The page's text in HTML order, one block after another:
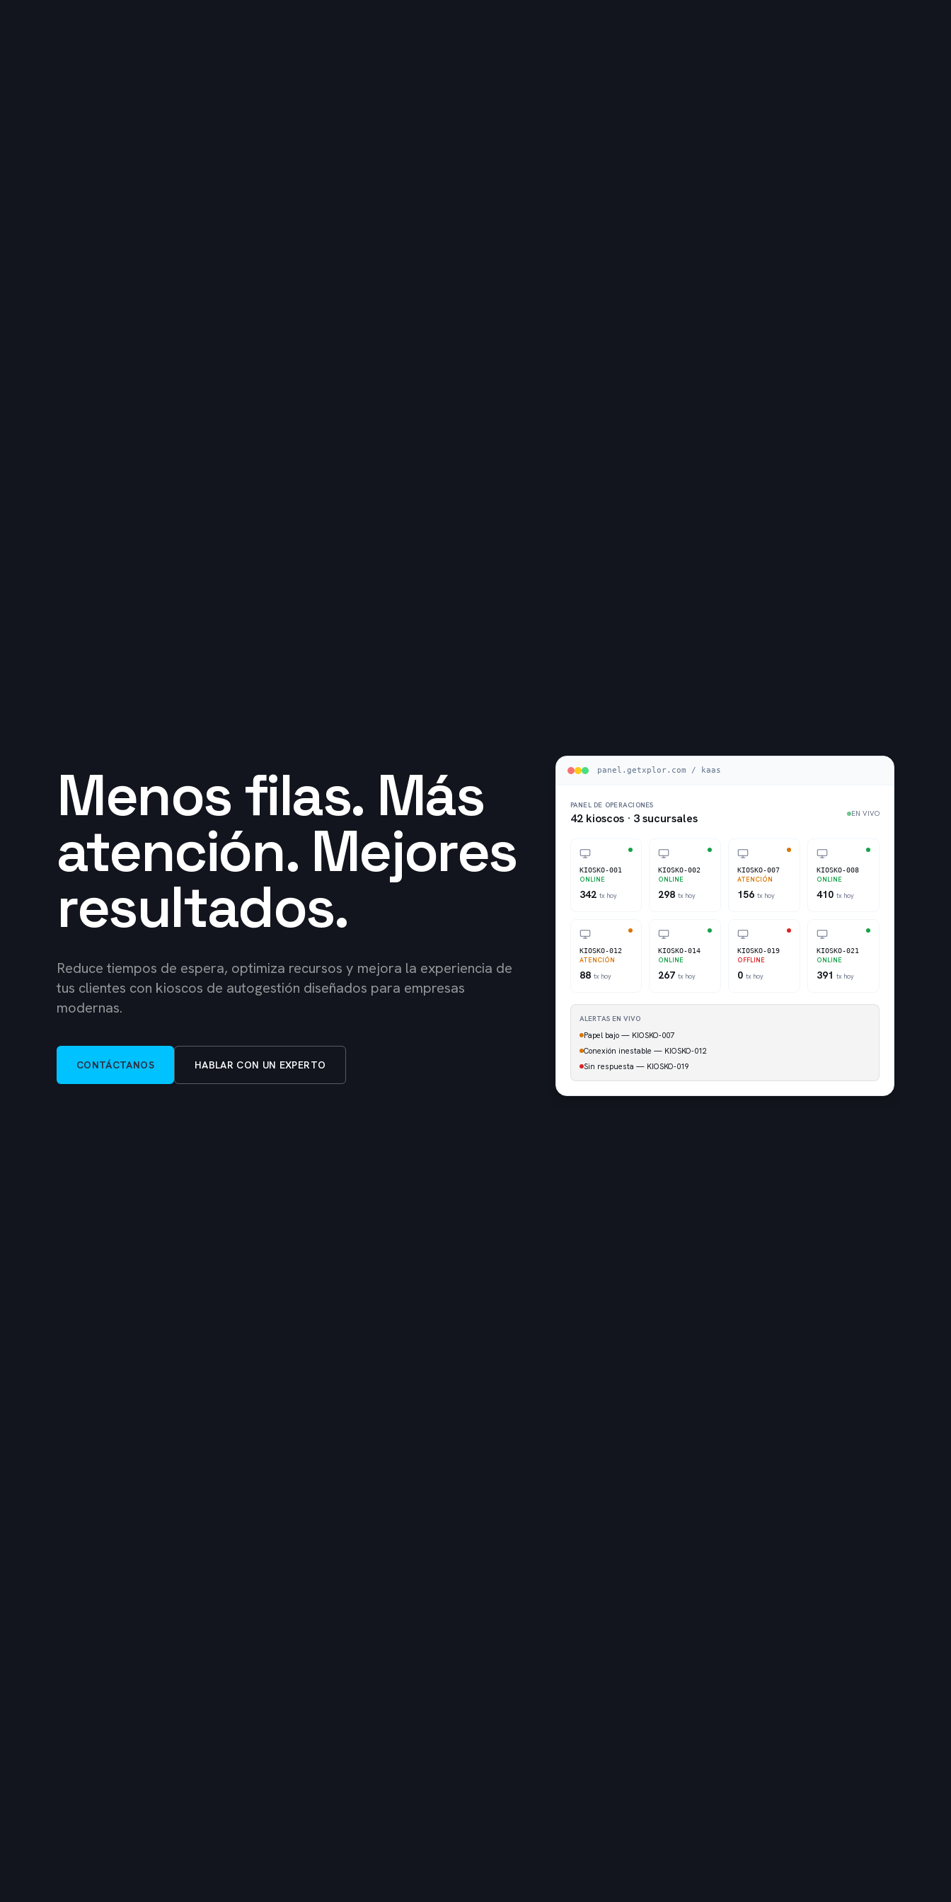
Menos filas. Más
atención. Mejores
resultados.
Reduce tiempos de espera, optimiza recursos y mejora la experiencia de
tus clientes con kioscos de autogestión diseñados para empresas
modernas.
CONTÁCTANOS HABLAR CON UN EXPERTO
panel.getxplor.com / kaas
PANEL DE OPERACIONES
42 kioscos · 3 sucursales EN VIVO
KIOSKO-001
ONLINE
342 tx hoy
KIOSKO-002
ONLINE
298 tx hoy
KIOSKO-007
ATENCIÓN
156 tx hoy
KIOSKO-008
ONLINE
410 tx hoy
KIOSKO-012
ATENCIÓN
88 tx hoy
KIOSKO-014
ONLINE
267 tx hoy
KIOSKO-019
OFFLINE
0 tx hoy
KIOSKO-021
ONLINE
391 tx hoy
ALERTAS EN VIVO
Papel bajo — KIOSKO-007
Conexión inestable — KIOSKO-012
Sin respuesta — KIOSKO-019